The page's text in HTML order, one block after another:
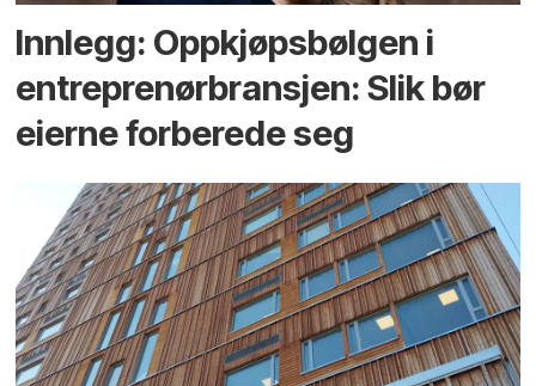
Innlegg: Oppkjøps­bølgen i
entreprenør­bransjen: Slik bør
eierne forberede seg